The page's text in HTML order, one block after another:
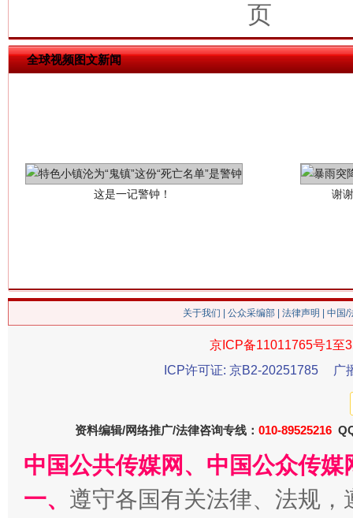
页
全球视频图文新闻
这是一记警钟！ 谢
今
关于我们 公众采编部 法律声明 | 中国
京ICP备11011765号1至
ICP许可证: 京B2-20251785
广
资料编辑/网络推广/法律咨询专线： 010-89525216
中国公共传媒网、中国公众传
一、 遵守各国有关法律、法规